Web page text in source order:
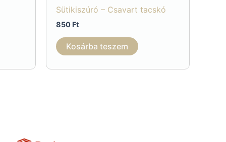
Sütikiszúró – Csavart tacskó
850 Ft
Kosárba teszem